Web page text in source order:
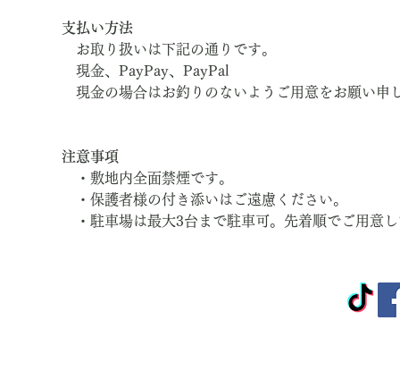
支払い方法
お取り扱いは下記の通りです。
現金、PayPay、PayPal
現金の場合はお釣りのないようご用意をお願い申
注意事項
・敷地内全面禁煙です。
・保護者様の付き添いはご遠慮ください。
・駐車場は最大3台まで駐車可。先着順でご用意